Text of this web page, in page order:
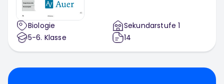
Biologie
5-6. Klasse
Sekundarstufe 1
14